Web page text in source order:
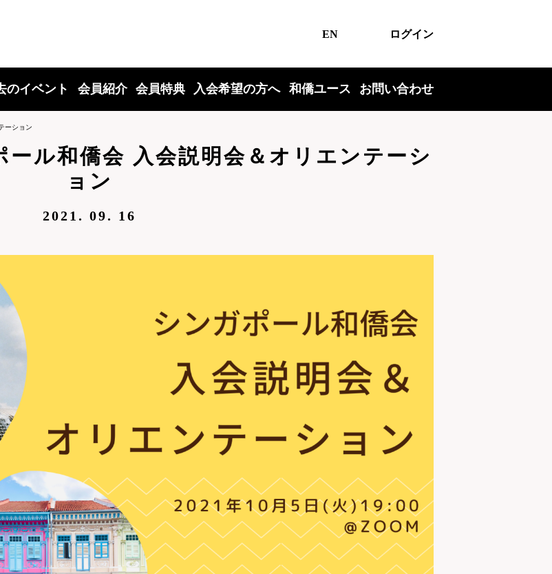
EN ログイン
のイベント 会員紹介 会員特典 入会希望の方へ 和僑ユース お問い合わせ
ーション
ール和僑会 入会説明会＆オリエンテーシ
ョン
2021. 09. 16